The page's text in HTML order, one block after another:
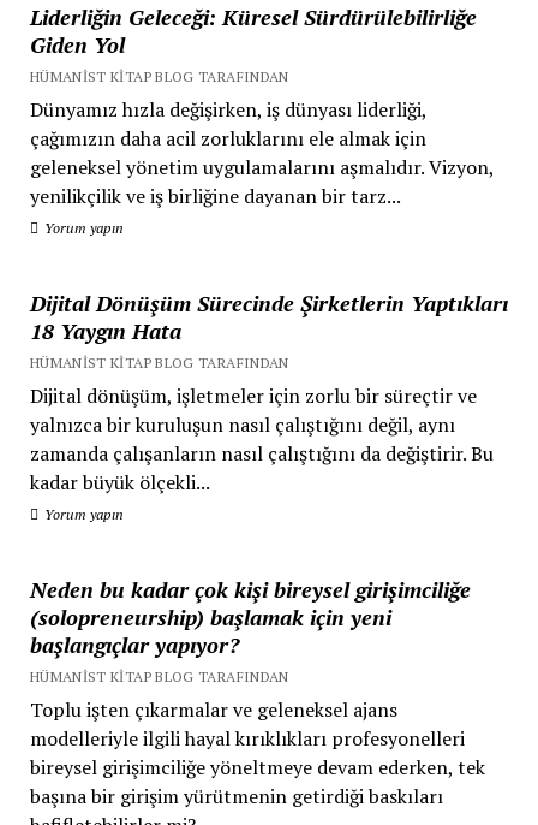
Liderliğin Geleceği: Küresel Sürdürülebilirliğe
Giden Yol
HÜMANIST KITAP BLOG TARAFINDAN
Dünyamız hızla değişirken, iş dünyası liderliği,
çağımızın daha acil zorluklarını ele almak için
geleneksel yönetim uygulamalarını aşmalıdır. Vizyon,
yenilikçilik ve iş birliğine dayanan bir tarz...
Yorum yapın
Dijital Dönüşüm Sürecinde Şirketlerin Yaptıkları
18 Yaygın Hata
HÜMANIST KITAP BLOG TARAFINDAN
Dijital dönüşüm, işletmeler için zorlu bir süreçtir ve
yalnızca bir kuruluşun nasıl çalıştığını değil, aynı
zamanda çalışanların nasıl çalıştığını da değiştirir. Bu
kadar büyük ölçekli...
Yorum yapın
Neden bu kadar çok kişi bireysel girişimciliğe
(solopreneurship) başlamak için yeni
başlangıçlar yapıyor?
HÜMANIST KITAP BLOG TARAFINDAN
Toplu işten çıkarmalar ve geleneksel ajans
modelleriyle ilgili hayal kırıklıkları profesyonelleri
bireysel girişimciliğe yöneltmeye devam ederken, tek
başına bir girişim yürütmenin getirdiği baskıları